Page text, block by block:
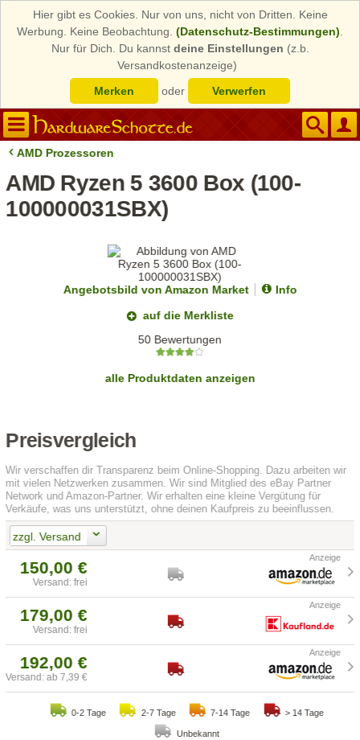
Hier gibt es Cookies. Nur von uns, nicht von Dritten. Keine
Werbung. Keine Beobachtung. (Datenschutz-Bestimmungen)
Nur für Dich. Du kannst deine Einstellungen (z.b.
Versandkostenanzeige)
Merken
oder Verwerfen
AMD Prozessoren
AMD Ryzen 5 3600 Box (100-
100000031SBX)
Angebotsbild von Amazon Market
Info
auf die Merkliste
50 Bewertungen
alle Produktdaten anzeigen
Preisvergleich
Wir verschaffen dir Transparenz beim Online-Shopping. Dazu arbeiten wir
mit vielen Netzwerken zusammen. Wir sind Mitglied des eBay Partner
Network und Amazon-Partner. Wir erhalten eine kleine Vergütung für
Verkäufe, was uns unterstützt, ohne deinen Kaufpreis zu beeinflussen.
zzgl. Versand
150,00 €
Versand: frei
179,00 €
Versand: frei
192,00 €
Versand: ab 7,39 €
0-2 Tage 2-7 Tage 7-14 Tage > 14 Tage
Unbekannt